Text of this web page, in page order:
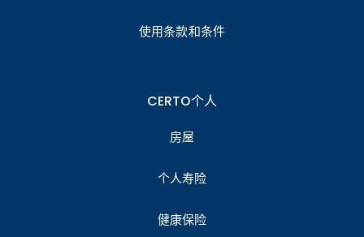
使用条款和条件
CERTO个人
房屋
个人寿险
健康保险